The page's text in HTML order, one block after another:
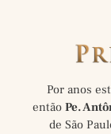
Por anos
então Pe.
de São